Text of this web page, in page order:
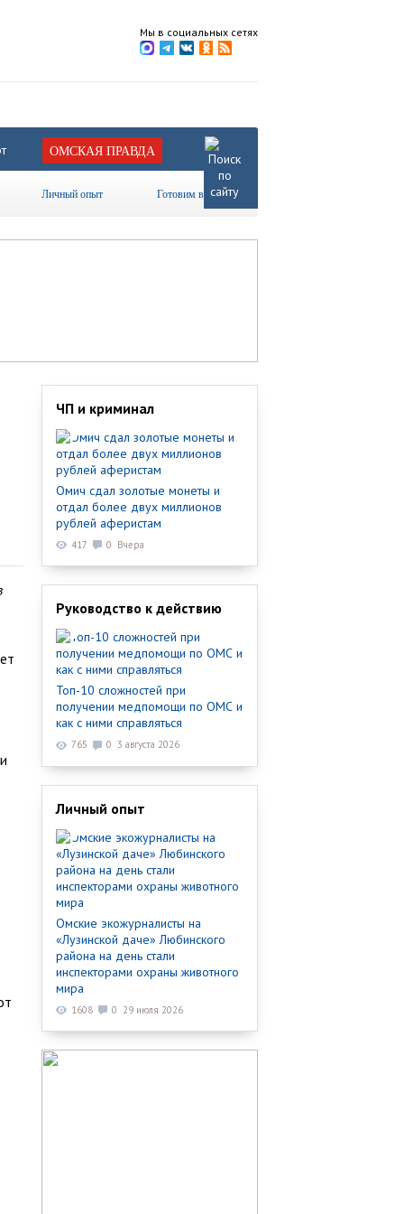
Мы в социальных сетях
ОМСКАЯ ПРАВДА
Личный опыт Готовим вместе
ЧП и криминал
Омич сдал золотые монеты и
отдал более двух миллионов
рублей аферистам
417 0 Вчера
Руководство к действию
Топ-10 сложностей при
получении медпомощи по ОМС и
как с ними справляться
765 0 3 августа 2026
Личный опыт
Омские экожурналисты на
«Лузинской даче» Любинского
района на день стали
инспекторами охраны животного
мира
1608 0 29 июля 2026